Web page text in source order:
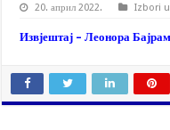
20. април 2022. Izbori
Извјештај – Леонора